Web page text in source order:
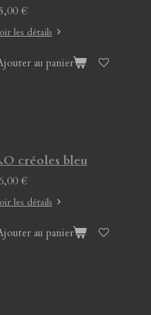
€
les détails
au panier
créoles bleu
€
les détails
au panier